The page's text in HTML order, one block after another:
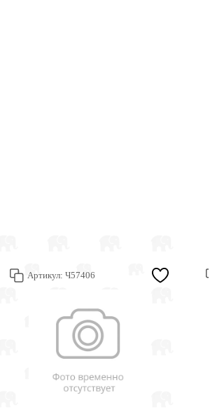
Артикул: Ч57406